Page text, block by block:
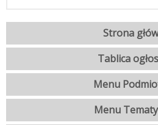
Strona
Tablica
Menu
Menu